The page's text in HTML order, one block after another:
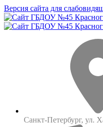
Версия сайта для
Санкт-Петербург, ул.